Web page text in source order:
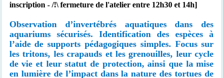
inscription - /!\ fermeture de l'atelier entre 12h30 et 14h]
Observation d’invertébrés aquatiques dans des
aquariums sécurisés. Identification des espèces à
l’aide de supports pédagogiques simples. Focus sur
les tritons, les crapauds et les grenouilles, leur cycle
de vie et leur statut de protection, ainsi que la mise
en lumière de l’impact dans la nature des tortues de